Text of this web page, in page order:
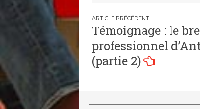
Navigation
de
l’article
Témoignage : le
professionnel
(partie 2)